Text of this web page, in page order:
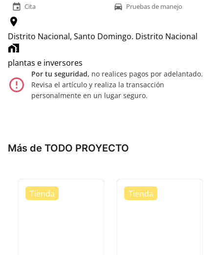
event Cita time_to_leave Pruebas de manejo
location_on
Distrito Nacional, Santo Domingo. Distrito Nacional
home_work
plantas e inversores
error_outline
Por tu seguridad, no realices pagos por adelantado.
Revisa el artículo y realiza la transacción
personalmente en un lugar seguro.
Más de TODO PROYECTO